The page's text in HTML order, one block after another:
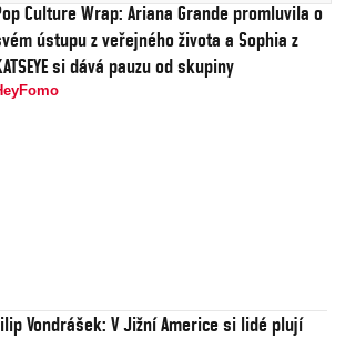
Culture Wrap: Ariana Grande promluvila o
ústupu z veřejného života a Sophia z
si dává pauzu od skupiny
Vondrášek: V Jižní Americe si lidé plují